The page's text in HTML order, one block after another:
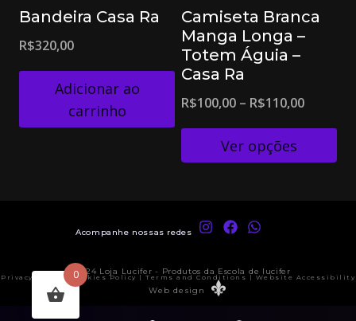
Bandeira Casa Ra
R$320,00
Adicionar ao
carrinho
Camiseta Branca
Manga Longa –
Totem Águia –
Casa Ra
R$100,00 – R$110,00
Ver opções
Acompanhe nossas redes
© 2024 Loja Lucifer - Produtos da Escola de lucifer
Privacy Policy | Cookies Policy | Terms and Conditions | Website Accessibility
Web design
0